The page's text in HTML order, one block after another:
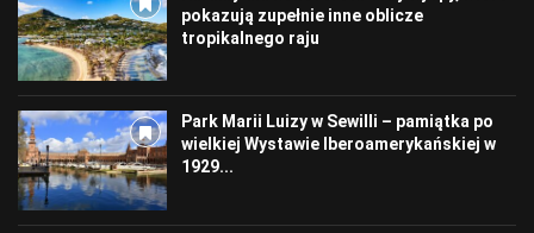
pokazują zupełnie inne oblicze
tropikalnego raju
Park Marii Luizy w Sewilli – pamiątka po
wielkiej Wystawie Iberoamerykańskiej w
1929...